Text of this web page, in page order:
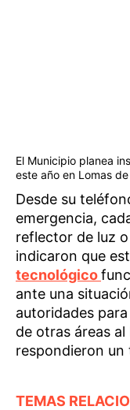
El Municipio planea
este año en Lomas
Desde su
emergencia,
reflector de luz
indicaron que
tecnológico
ante una
autoridades
de otras áreas al
respondieron un
TEMAS